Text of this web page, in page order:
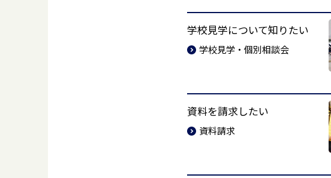
学校見学について知りたい
学校見学・個別相談会
資料を請求したい
資料請求